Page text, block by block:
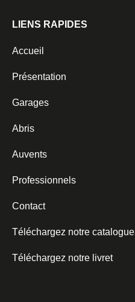
LIENS RAPIDES
Accueil
Présentation
Garages
Abris
Auvents
Professionnels
Contact
Téléchargez notre catalogue
Téléchargez notre livret